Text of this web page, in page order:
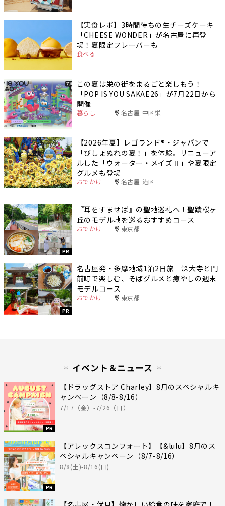
【実食レポ】3時間待ちの生チーズケーキ
「CHEESE WONDER」が名古屋に再登
場！夏限定フレーバーも
食べる
この夏は栄の街をまるごと楽しもう！
「POP IS YOU SAKAE26」が7月22日から
開催
暮らし 名古屋 中区栄
【2026年夏】レゴランド®・ジャパンで
「びしょぬれの夏！」を体験。リニューア
ルした「ウォーター・メイズⅡ」や夏限定
グルメも登場
おでかけ 名古屋 港区
PR
『耳をすませば』の聖地巡礼へ！聖蹟桜ヶ
丘のモデル地を巡るおすすめコース
おでかけ 東京都
PR
名古屋発・多摩地域1泊2日旅｜深大寺と門
前町で楽しむ、そばグルメと癒やしの週末
モデルコース
おでかけ 東京都
イベント＆ニュース
PR
【ドラッグストア Charley】8月のスペシャルキ
ャンペーン（8/8-8/16）
7/17（金）-7/26（日）
PR
【アレックスコンフォート】【&lulu】8月のス
ペシャルキャンペーン（8/7-8/16）
8/8(土)-8/16(日)